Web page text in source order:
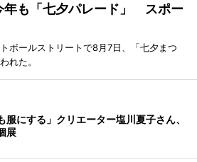
年も「七夕パレード」 スポー
ボールストリートで8月7日、「七夕まつ
れた。
服にする」クリエーター塩川夏子さん、
展